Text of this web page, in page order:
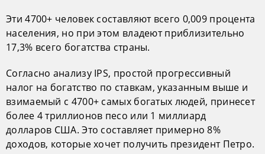
Эти 4700+ человек составляют всего 0,009 процента
населения, но при этом владеют приблизительно
17,3% всего богатства страны.
Согласно анализу IPS, простой прогрессивный
налог на богатство по ставкам, указанным выше и
взимаемый с 4700+ самых богатых людей, принесет
более 4 триллионов песо или 1 миллиард
долларов США. Это составляет примерно 8%
доходов, которые хочет получить президент Петро.